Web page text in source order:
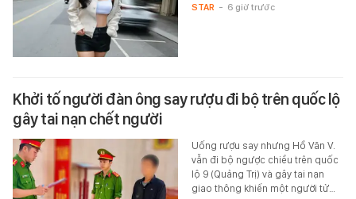
STAR - 6 giờ trước
Khởi tố người đàn ông say rượu đi bộ trên quốc lộ
gây tai nạn chết người
Uống rượu say nhưng Hồ Văn V.
vẫn đi bộ ngược chiều trên quốc
lộ 9 (Quảng Trị) và gây tai nạn
giao thông khiến một người tử…